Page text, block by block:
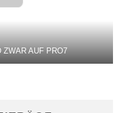
ZWAR AUF PRO7